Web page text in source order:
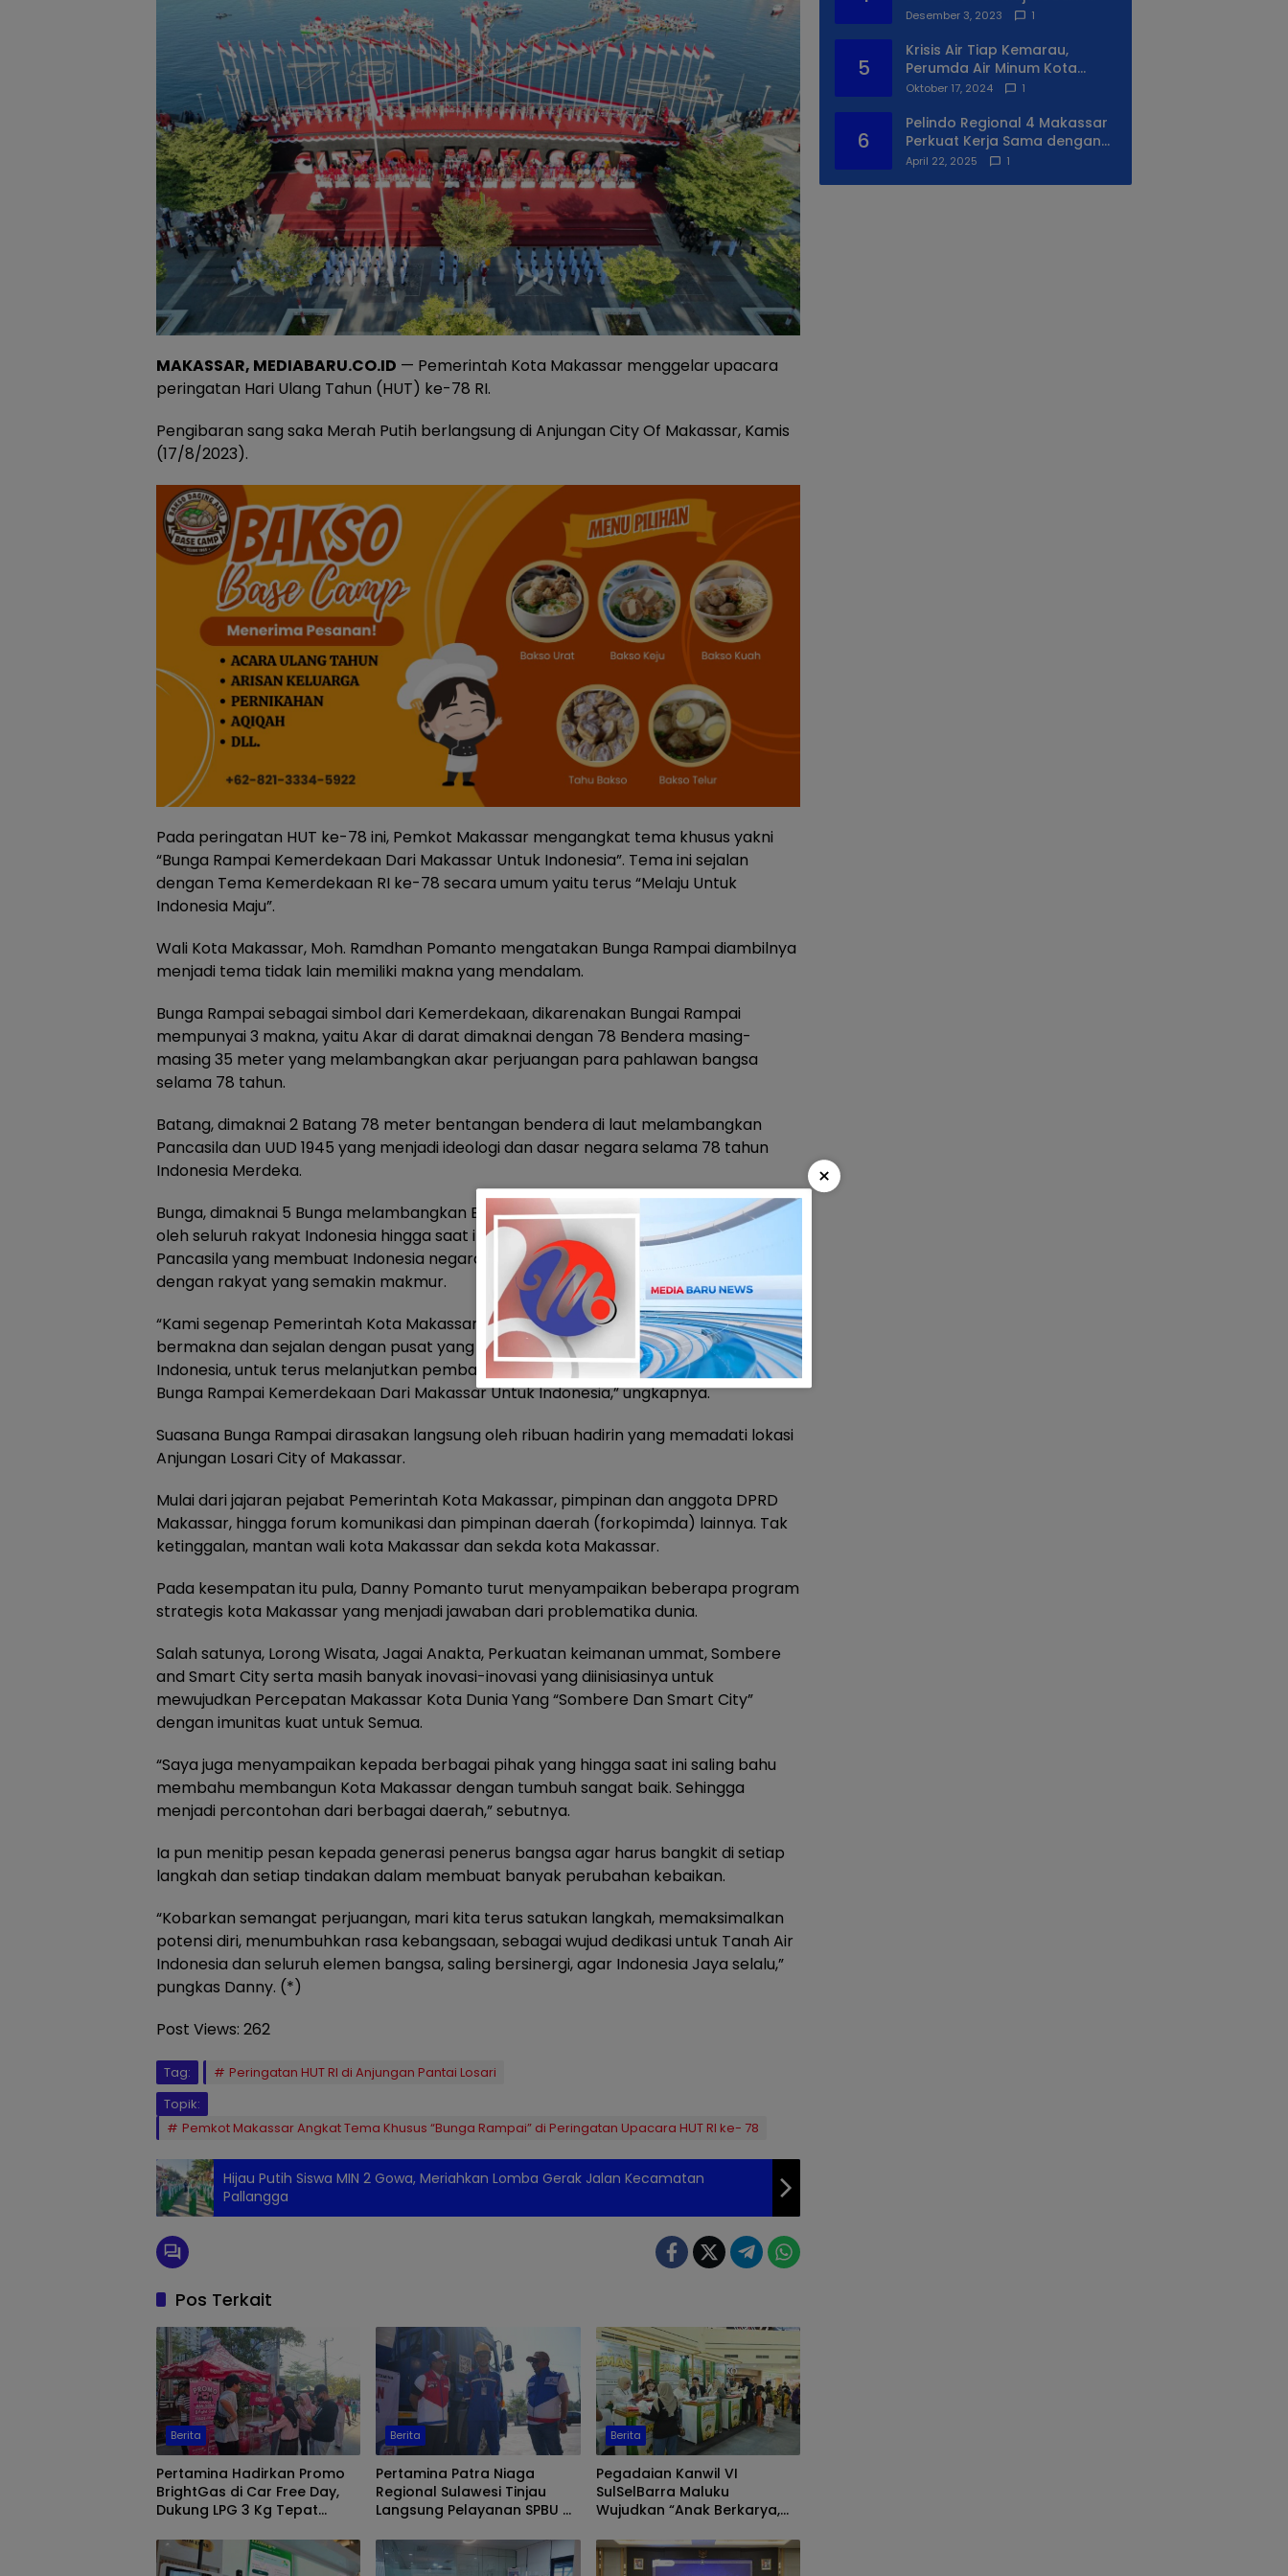
MAKASSAR, MEDIABARU.CO.ID — Pemerintah Kota Makassar menggelar upacara
peringatan Hari Ulang Tahun (HUT) ke-78 RI.
Pengibaran sang saka Merah Putih berlangsung di Anjungan City Of Makassar, Kamis
(17/8/2023).
Pada peringatan HUT ke-78 ini, Pemkot Makassar mengangkat tema khusus yakni
“Bunga Rampai Kemerdekaan Dari Makassar Untuk Indonesia”. Tema ini sejalan
dengan Tema Kemerdekaan RI ke-78 secara umum yaitu terus “Melaju Untuk
Indonesia Maju”.
Wali Kota Makassar, Moh. Ramdhan Pomanto mengatakan Bunga Rampai diambilnya
menjadi tema tidak lain memiliki makna yang mendalam.
Bunga Rampai sebagai simbol dari Kemerdekaan, dikarenakan Bungai Rampai
mempunyai 3 makna, yaitu Akar di darat dimaknai dengan 78 Bendera masing-
masing 35 meter yang melambangkan akar perjuangan para pahlawan bangsa
selama 78 tahun.
Batang, dimaknai 2 Batang 78 meter bentangan bendera di laut melambangkan
Pancasila dan UUD 1945 yang menjadi ideologi dan dasar negara selama 78 tahun
Indonesia Merdeka.
Bunga, dimaknai 5 Bunga melambangkan Bunga kemerdekaan yang sedang dinikmati
oleh seluruh rakyat Indonesia hingga saat ini yang berasal dari 5 Bunga sila-sila
Pancasila yang membuat Indonesia negara yang sangat disegani di seluruh dunia
dengan rakyat yang semakin makmur.
“Kami segenap Pemerintah Kota Makassar memperingati momen bersejarah. Harus
bermakna dan sejalan dengan pusat yang terus merefleksikan semangat Bangsa
Indonesia, untuk terus melanjutkan pembangunan dan berkolaborasi bersama.
Bunga Rampai Kemerdekaan Dari Makassar Untuk Indonesia,” ungkapnya.
Suasana Bunga Rampai dirasakan langsung oleh ribuan hadirin yang memadati lokasi
Anjungan Losari City of Makassar.
Mulai dari jajaran pejabat Pemerintah Kota Makassar, pimpinan dan anggota DPRD
Makassar, hingga forum komunikasi dan pimpinan daerah (forkopimda) lainnya. Tak
ketinggalan, mantan wali kota Makassar dan sekda kota Makassar.
Pada kesempatan itu pula, Danny Pomanto turut menyampaikan beberapa program
strategis kota Makassar yang menjadi jawaban dari problematika dunia.
Salah satunya, Lorong Wisata, Jagai Anakta, Perkuatan keimanan ummat, Sombere
and Smart City serta masih banyak inovasi-inovasi yang diinisiasinya untuk
mewujudkan Percepatan Makassar Kota Dunia Yang “Sombere Dan Smart City”
dengan imunitas kuat untuk Semua.
“Saya juga menyampaikan kepada berbagai pihak yang hingga saat ini saling bahu
membahu membangun Kota Makassar dengan tumbuh sangat baik. Sehingga
menjadi percontohan dari berbagai daerah,” sebutnya.
Ia pun menitip pesan kepada generasi penerus bangsa agar harus bangkit di setiap
langkah dan setiap tindakan dalam membuat banyak perubahan kebaikan.
“Kobarkan semangat perjuangan, mari kita terus satukan langkah, memaksimalkan
potensi diri, menumbuhkan rasa kebangsaan, sebagai wujud dedikasi untuk Tanah Air
Indonesia dan seluruh elemen bangsa, saling bersinergi, agar Indonesia Jaya selalu,”
pungkas Danny. (*)
Post Views: 262
Tag:
Peringatan HUT RI di Anjungan Pantai Losari
Topik:
Pemkot Makassar Angkat Tema Khusus “Bunga Rampai” di Peringatan Upacara HUT RI ke- 78
Hijau Putih Siswa MIN 2 Gowa, Meriahkan Lomba Gerak Jalan Kecamatan
Pallangga
Pos Terkait
Berita
Pertamina Hadirkan Promo
BrightGas di Car Free Day,
Dukung LPG 3 Kg Tepat
Berita
Pertamina Patra Niaga
Regional Sulawesi Tinjau
Langsung Pelayanan SPBU di
Biosolar Berjalan Optimal
Berita
Pegadaian Kanwil VI
SulSelBarra Maluku
Wujudkan “Anak Berkarya,
Pameran UMKM dan Bazar
Emas
Syukuran Ke II
Desember 3, 2023 1
5
Krisis Air Tiap Kemarau,
Perumda Air Minum Kota
Makassar Beri Solusi Terbaik
Oktober 17, 2024 1
6
Pelindo Regional 4 Makassar
Perkuat Kerja Sama dengan
PIP Makassar Lewat Praktek
April 22, 2025 1
×